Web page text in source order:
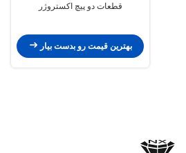
قطعات دو پیچ اکستروژر
بهترین قیمت رو بدست بیار